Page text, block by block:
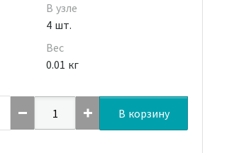
В узле
4 шт.
Вес
0.01 кг
В корзину